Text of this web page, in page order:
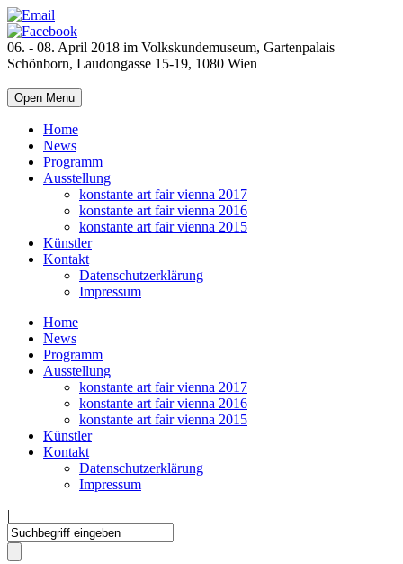
06. - 08. April 2018 im Volkskundemuseum, Gartenpalais
Schönborn, Laudongasse 15-19, 1080 Wien
Open Menu
Home
News
Programm
Ausstellung
konstante art fair vienna 2017
konstante art fair vienna 2016
konstante art fair vienna 2015
Künstler
Kontakt
Datenschutzerklärung
Impressum
Home
News
Programm
Ausstellung
konstante art fair vienna 2017
konstante art fair vienna 2016
konstante art fair vienna 2015
Künstler
Kontakt
Datenschutzerklärung
Impressum
|